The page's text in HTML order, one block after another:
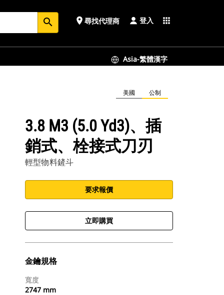
search place 尋找代理商 登入 apps
Asia-繁體漢字
美國 公制
3.8 M3 (5.0 Yd3)、插
銷式、栓接式刀刃
輕型物料鏟斗
要求報價
立即購買
金鑰規格
寬度
2747 mm